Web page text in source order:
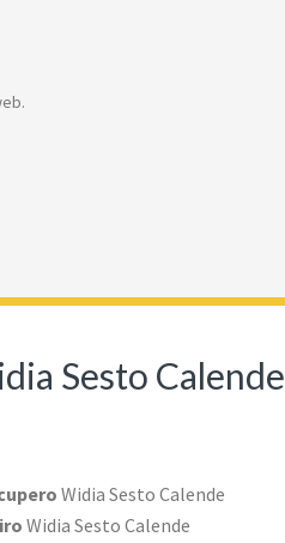
Sesto Calende
Widia Sesto Calende
Widia Sesto Calende